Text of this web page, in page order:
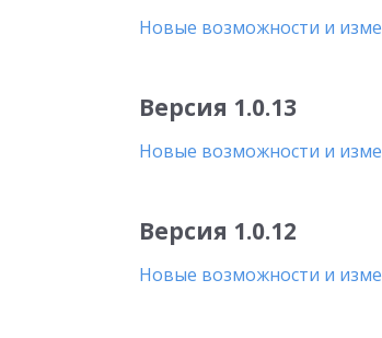
Новые возможности и
Версия 1.0.13
Новые возможности и
Версия 1.0.12
Новые возможности и